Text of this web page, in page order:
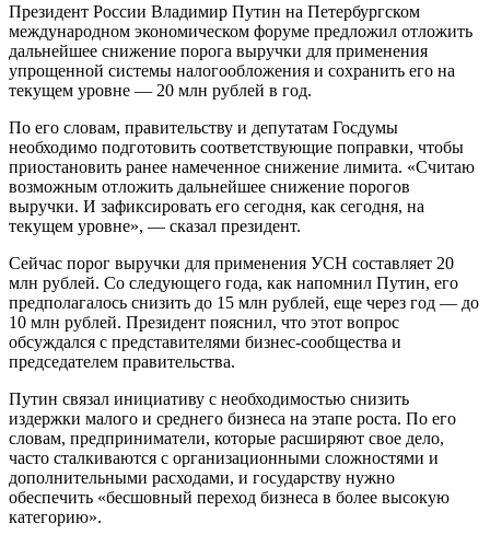
Президент России Владимир Путин на Петербургском
международном экономическом форуме предложил отложить
дальнейшее снижение порога выручки для применения
упрощенной системы налогообложения и сохранить его на
текущем уровне — 20 млн рублей в год.
По его словам, правительству и депутатам Госдумы
необходимо подготовить соответствующие поправки, чтобы
приостановить ранее намеченное снижение лимита. «Считаю
возможным отложить дальнейшее снижение порогов
выручки. И зафиксировать его сегодня, как сегодня, на
текущем уровне», — сказал президент.
Сейчас порог выручки для применения УСН составляет 20
млн рублей. Со следующего года, как напомнил Путин, его
предполагалось снизить до 15 млн рублей, еще через год — до
10 млн рублей. Президент пояснил, что этот вопрос
обсуждался с представителями бизнес-сообщества и
председателем правительства.
Путин связал инициативу с необходимостью снизить
издержки малого и среднего бизнеса на этапе роста. По его
словам, предприниматели, которые расширяют свое дело,
часто сталкиваются с организационными сложностями и
дополнительными расходами, и государству нужно
обеспечить «бесшовный переход бизнеса в более высокую
категорию».